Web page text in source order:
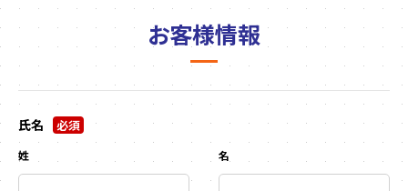
お客様情報
氏名 必須
姓 名